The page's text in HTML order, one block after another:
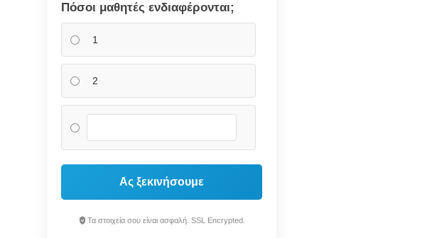
Πόσοι μαθητές ενδιαφέρονται;
1
2
Ας ξεκινήσουμε
Τα στοιχεία σου είναι ασφαλή. SSL Encrypted.